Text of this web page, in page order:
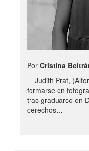
Por Cristina
Judith Prat,
formarse en
tras graduarse en
derechos…